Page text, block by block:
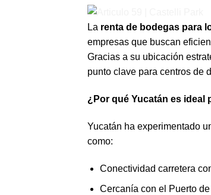
La renta de bodegas para
empresas que buscan
Gracias a su ubicación
punto clave para centros de
¿Por qué Yucatán es
Yucatán ha experimentado
como:
Conectividad carretera
Cercanía con el Puerto